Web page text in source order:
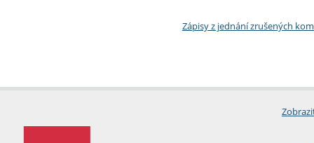
Zápisy z jednání zrušených